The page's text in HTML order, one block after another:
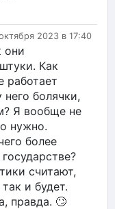
2023 в 17:40
они
Как
работает
болячки,
Я вообще не
нужно.
более
считают,
и будет.
правда. 🙄